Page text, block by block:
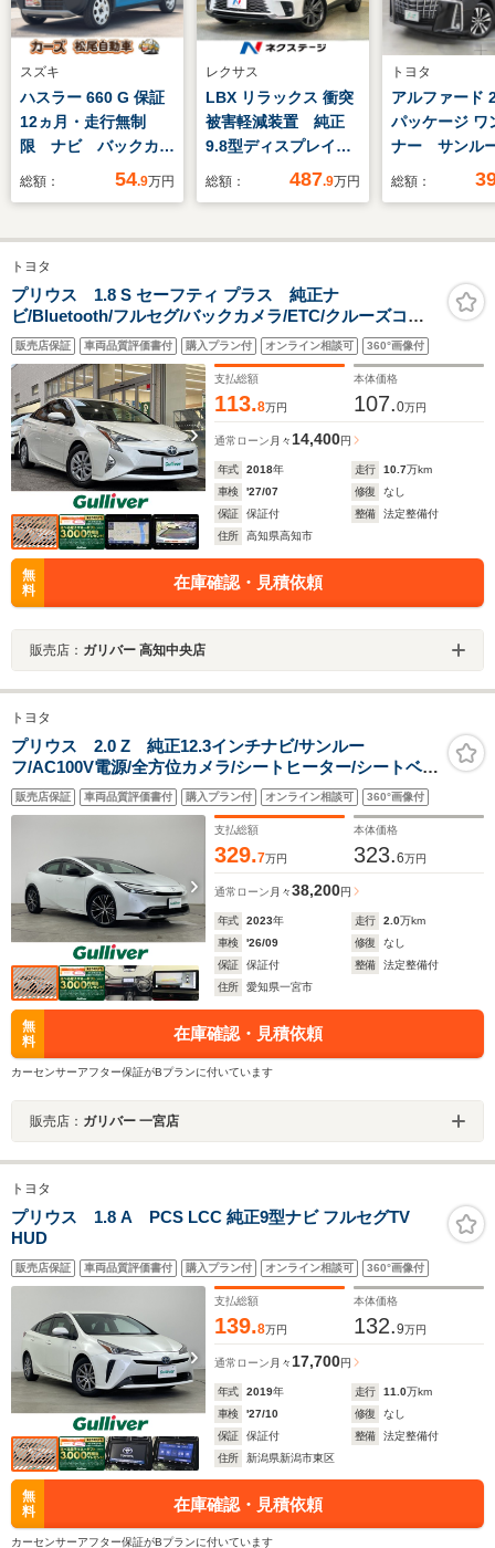
スズキ
ハスラー 660 G 保証
12ヵ月・走行無制
限 ナビ バックカメ
ラ 電格ミラー スマ
総額： 54.9万円
レクサス
LBX リラックス 衝突
被害軽減装置 純正
9.8型ディスプレイ
全周囲カメラ 電動リ
ヒーター パワーシー
トモニター レーダー
クルーズ 純正18イ
ンチアルミ
総額： 487.9万円
トヨタ
アルファード
パッケージ ワ
ナー サンル
ジタルインナ
ミュージック
ー バックカ
突被害軽減
ETC ドラレ
総額：
トヨタ
プリウス 1.8 S セーフティ プラス 純正ナ
ビ/Bluetooth/フルセグ/バックカメラ/ETC/クルーズコン
トロール/トヨタセーフティーセンス/クルーズコントロー
ル/レーンキープアシスト/オートマチックハイビーム/純正
フロアマット
販売店保証 車両品質評価書付 購入プラン付 オンライン相談可 360°画像付
支払総額
113.8万円
本体価格
107.0万円
通常ローン 月々 14,400円
年式 2018年 走行 10.7万km
車検
'27/07 修復
なし
保証
保証付 整備
法定整備付
住所
高知県高知市
無
料
在庫確認・見積依頼
販売店： ガリバー 高知中央店
トヨタ
プリウス 2.0 Z 純正12.3インチナビ/サンルー
フ/AC100V電源/全方位カメラ/シートヒーター/シートベン
チレーション/ステアリングヒーター/パワーバックド/ デ
ジタルインナーミラー/ワイヤレス充電/パワーシート/純正
販売店保証 車両品質評価書付 購入プラン付 オンライン相談可 360°画像付
支払総額
329.7万円
本体価格
323.6万円
通常ローン 月々38,200円
年式 2023年 走行 2.0万km
車検
'26/09 修復
なし
保証
保証付 整備
法定整備付
住所
愛知県一宮市
無
料
在庫確認・見積依頼
カーセンサーアフター保証がBプランに付いています
販売店： ガリバー 一宮店
トヨタ
プリウス 1.8 A PCS LCC 純正9型ナビ フルセグTV
HUD
販売店保証 車両品質評価書付 購入プラン付 オンライン相談可 360°画像付
支払総額
139.8万円
本体価格
132.9万円
通常ローン 月々 17,700円
年式 2019年 走行 11.0万km
車検
'27/10 修復
なし
保証
保証付 整備
法定整備付
住所
新潟県新潟市東区
無
料
在庫確認・見積依頼
カーセンサーアフター保証がBプランに付いています